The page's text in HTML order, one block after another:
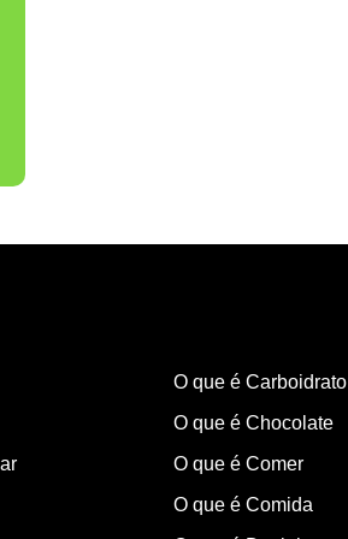
O que é Carboidrato
O que é Chocolate
O que é Comer
O que é Comida